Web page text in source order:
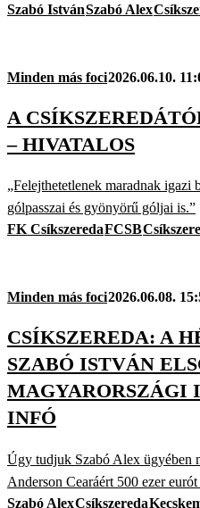
Szabó IstvánSzabó Alex
Minden más foci2026.06.10.
A
– HIVATALOS
„Felejthetetlenek maradnak igazi
gólpasszai és gyönyörű góljai is.”
FK CsíkszeredaFCSB
Minden más foci2026.06.08.
CSÍKSZEREDA: A
SZABÓ ISTVÁN
MAGYARORSZÁGI
INFÓ
Úgy tudjuk Szabó Alex ügyében
Anderson Cearáért 500 ezer
Szabó AlexCsíkszereda